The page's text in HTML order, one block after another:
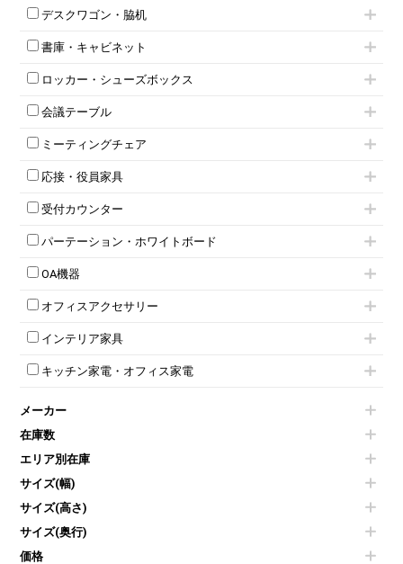
役員チェア
高級チェア（多機能チェア）
オフィスチェアその他
フリーアドレスデスク（ベンチデスク）
昇降デスク
オフィスデスクその他
両袖机
デスクワゴン・脇机
インワゴン2段
インワゴン3段
脇机
ワゴンその他
書庫・キャビネット
ハイキャビネット
ローキャビネット
両開きキャビネット
スチールキャビネット
上下連結キャビネット
軽量ラック（スチールラック）
収納家具その他
両開書庫
ラテラル書庫
ロッカー・シューズボックス
1人用ロッカー
2人用ロッカー
3人用ロッカー
4人用ロッカー
5人用ロッカー
8人用ロッカー
多人数ロッカー
ダイヤル錠ロッカー
ダイヤル錠ロッカー
ワードローブ・クローゼット
会議テーブル
スタッキングテーブル
ネスティングテーブル
幕板付テーブル
カウンターテーブル
T字脚テーブル
会議テーブルW1200～
会議テーブルW1800～
平行スタックテーブル
会議テーブルその他
ミーティングチェア
キャスター付きミーティングチェア
スタッキングミーティングチェア
テーブル付きミーティングチェア
ネスティングミーティングチェア
折りたたみミーティングチェア
ハイチェア
ミーティングチェアその他
応接・役員家具
応接セット
応接ソファ
応接チェア
応接テーブル
応接・役員家具その他
受付カウンター
ローカウンター
ラウンジカウンター
受付カウンターその他
パーテーション・ホワイトボード
パーテーション
自立タイプパーテーション
パーテーションその他
脚付ホワイトボード
壁掛けホワイトボード
ホワイトボードその他
OA機器
電話機（ビジネスフォン）
シュレッダー
プロジェクター
スクリーン
その他OA機器
オフィスアクセサリー
チェア用台車
演台・講演台・演説台
防音パネル
個室ブース
コートハンガー・ポールハンガー
傘立て
食器棚・キッチンキャビネット
カタログスタンド
オフィスアクセサリーその他
インテリア家具
モールドチェア
ダイニングチェア
カウンターテーブル
センターテーブル・サイドテーブル
ベンチ・スツール
ソファ
シェルフ
ダストボックス（ゴミ箱）
インテリア家具その他
キッチン家電・オフィス家電
冷蔵庫・洗濯機
空気清浄機・加湿器
液晶テレビ・モニター類
エアコン
掃除機
季節家電
メーカー
在庫数
エリア別在庫
サイズ(幅)
サイズ(高さ)
サイズ(奥行)
価格